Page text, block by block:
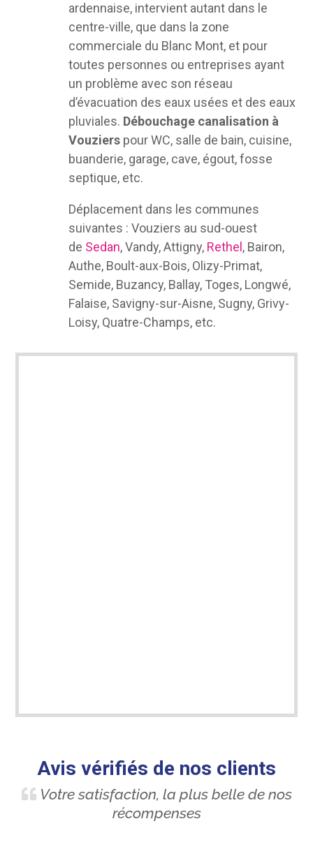
ardennaise, intervient autant dans le
centre-ville, que dans la zone
commerciale du Blanc Mont, et pour
toutes personnes ou entreprises ayant
un problème avec son réseau
d’évacuation des eaux usées et des eaux
pluviales. Débouchage canalisation à
Vouziers pour WC, salle de bain, cuisine,
buanderie, garage, cave, égout, fosse
septique, etc.
Déplacement dans les communes
suivantes : Vouziers au sud-ouest
de Sedan, Vandy, Attigny, Rethel , Bairon,
Authe, Boult-aux-Bois, Olizy-Primat,
Semide, Buzancy, Ballay, Toges, Longwé,
Falaise, Savigny-sur-Aisne, Sugny, Grivy-
Loisy, Quatre-Champs, etc.
Avis vérifiés de nos clients
Votre satisfaction, la plus belle de nos
récompenses